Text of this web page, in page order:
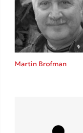
Martin Brofman